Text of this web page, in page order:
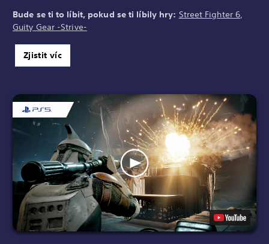
Bude se ti to líbit, pokud se ti líbily hry: Street Fighter 6,
Guity Gear -Strive-
Zjistit víc